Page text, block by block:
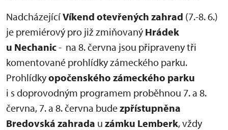
NadcházejícíVíkend otevřených zahrad (7.-8. 6.)
je premiérový pro již zmiňovaný Hrádek
u Nechanic- na 8. června jsou připraveny tři
komentované prohlídky zámeckého parku.
Prohlídkyopočenského zámeckého parku
i s doprovodným programem proběhnou 7. a 8.
června, 7. a 8. června budezpřístupněna
Bredovská zahrada u zámku Lemberk, vždy